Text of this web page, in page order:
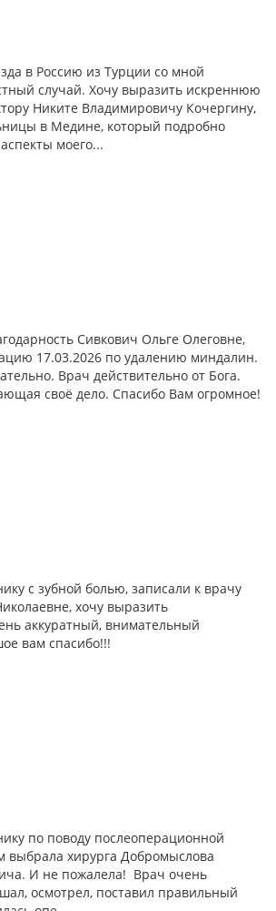
в Россию из Турции со мной
случай. Хочу выразить искреннюю
Никите Владимировичу Кочергину,
в Медине, который подробно
моего...
Сивкович Ольге Олеговне,
17.03.2026 по удалению миндалин.
Врач действительно от Бога.
своё дело. Спасибо Вам огромное!
с зубной болью, записали к врачу
хочу выразить
аккуратный, внимательный
вам спасибо!!!
по поводу послеоперационной
выбрала хирурга Добромыслова
И не пожалела! Врач очень
осмотрел, поставил правильный